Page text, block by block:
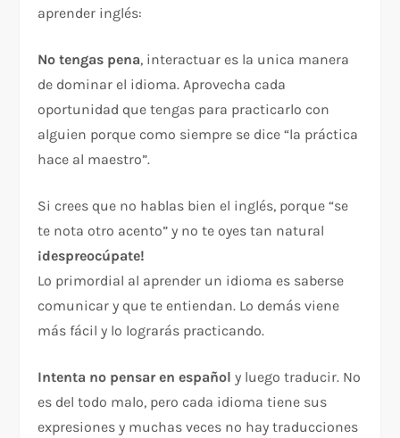
aprender inglés:
No tengas pena, interactuar es la unica manera
de dominar el idioma. Aprovecha cada
oportunidad que tengas para practicarlo con
alguien porque como siempre se dice “la práctica
hace al maestro”.
Si crees que no hablas bien el inglés, porque “se
te nota otro acento” y no te oyes tan natural
¡despreocúpate!
Lo primordial al aprender un idioma es saberse
comunicar y que te entiendan. Lo demás viene
más fácil y lo lograrás practicando.
Intenta no pensar en español y luego traducir. No
es del todo malo, pero cada idioma tiene sus
expresiones y muchas veces no hay traducciones